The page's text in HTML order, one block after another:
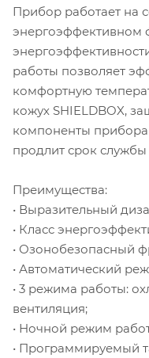
Прибор работает на
энергоэффективном
работы позволяет
комфортную
кожух SHIELDBOX,
компоненты
продлит срок
Преимущества:
• Выразительный
• Класс
• Озонобезопасный
• Автоматический
• 3 режима работы:
вентиляция;
• Ночной режим
• Программируемый